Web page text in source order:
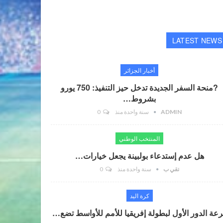
LATEST NEWS
أخبار الجزائر
?منحة السفر الجديدة تدخل حيز التنفيذ: 750 يورو
بشروط…
ADMIN سنة واحدة منذ
المنتخب الوطني
هل عدم إستدعاء بولبينة يجعل خيارات…
تقي ب سنة واحدة منذ
كرة اليد
الدور الأول لبطولة إفريقيا للأمم للأواسط تضع…